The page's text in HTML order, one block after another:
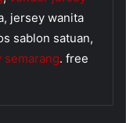
jersey wanita
sablon satuan,
. free